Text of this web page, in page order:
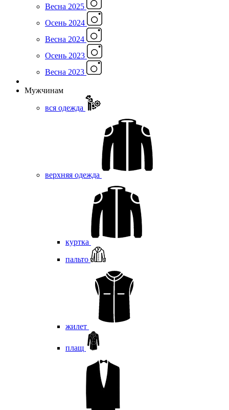
Весна 2025
Осень 2024
Весна 2024
Осень 2023
Весна 2023
Мужчинам
вся одежда
верхняя одежда
куртка
пальто
жилет
плащ